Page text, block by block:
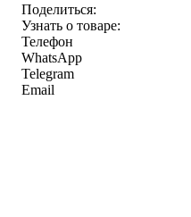
Поделиться:
Узнать о товаре:
Телефон
WhatsApp
Telegram
Email